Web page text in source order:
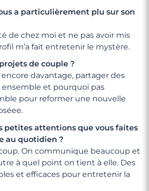
a particulièrement plu sur son
de chez moi et ne pas avoir mis
m’a fait entretenir le mystère.
de couple ?
davantage, partager des
et pourquoi pas
pour reformer une nouvelle
petites attentions que vous faites
au quotidien ?
On communique beaucoup et
à quel point on tient à elle. Des
et efficaces pour entretenir la